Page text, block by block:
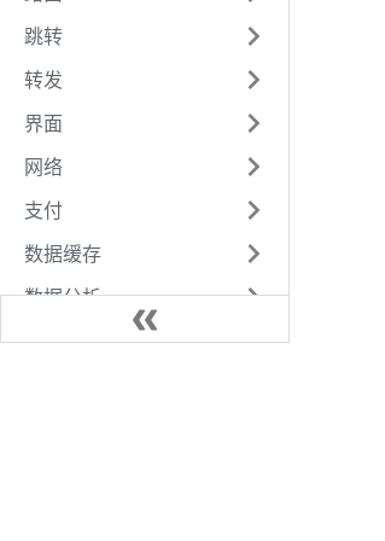
跳转
转发
界面
网络
支付
数据缓存
数据分析
画布